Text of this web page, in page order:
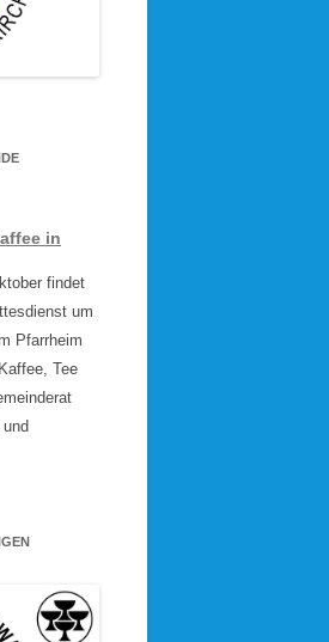
in
findet
um
Pfarrheim
Tee